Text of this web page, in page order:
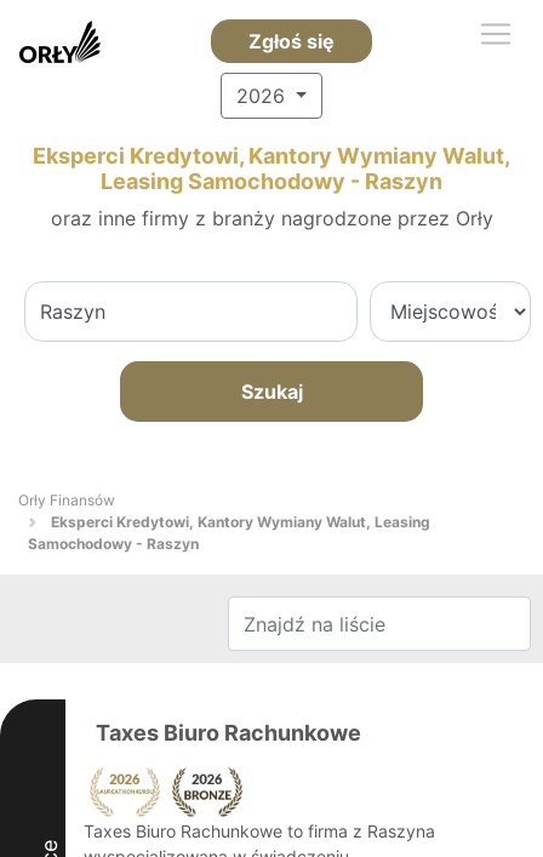
Zgłoś się
2026
Eksperci Kredytowi, Kantory Wymiany Walut,
Leasing Samochodowy - Raszyn
oraz inne firmy z branży nagrodzone przez Orły
Szukaj
Orły Finansów
Eksperci Kredytowi, Kantory Wymiany Walut, Leasing
Samochodowy - Raszyn
Taxes Biuro Rachunkowe
Taxes Biuro Rachunkowe to firma z Raszyna